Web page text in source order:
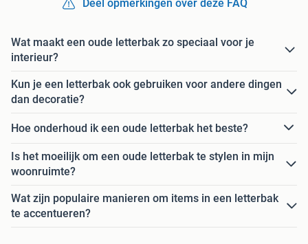
Deel opmerkingen over deze FAQ
Wat maakt een oude letterbak zo speciaal voor je
interieur?
Kun je een letterbak ook gebruiken voor andere dingen
dan decoratie?
Hoe onderhoud ik een oude letterbak het beste?
Is het moeilijk om een oude letterbak te stylen in mijn
woonruimte?
Wat zijn populaire manieren om items in een letterbak
te accentueren?